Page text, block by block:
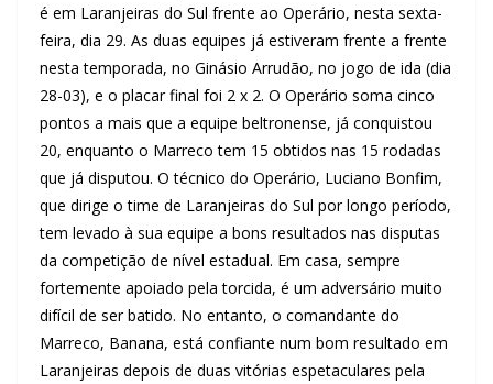
é em Laranjeiras do Sul frente ao Operário, nesta sexta-
feira, dia 29. As duas equipes já estiveram frente a frente
nesta temporada, no Ginásio Arrudão, no jogo de ida (dia
28-03), e o placar final foi 2 x 2. O Operário soma cinco
pontos a mais que a equipe beltronense, já conquistou
20, enquanto o Marreco tem 15 obtidos nas 15 rodadas
que já disputou. O técnico do Operário, Luciano Bonfim,
que dirige o time de Laranjeiras do Sul por longo período,
tem levado à sua equipe a bons resultados nas disputas
da competição de nível estadual. Em casa, sempre
fortemente apoiado pela torcida, é um adversário muito
difícil de ser batido. No entanto, o comandante do
Marreco, Banana, está confiante num bom resultado em
Laranjeiras depois de duas vitórias espetaculares pela